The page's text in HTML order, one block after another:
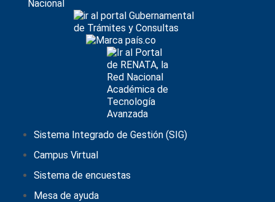
Sistema Integrado de Gestión (SIG)
Campus Virtual
Sistema de encuestas
Mesa de ayuda